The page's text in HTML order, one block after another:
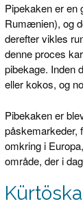
Pipekaken er en
Rumænien), og
derefter vikles
denne proces
pibekage. Inden
eller kokos, og
Pibekaken er
påskemarkeder,
omkring i
område, der i